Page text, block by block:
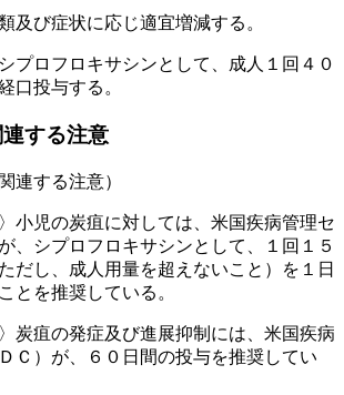
及び症状に応じ適宜増減する。
プロフロキサシンとして、成人１回４０
口投与する。
する注意
連する注意）
小児の炭疽に対しては、米国疾病管理セ
、シプロフロキサシンとして、１回１５
だし、成人用量を超えないこと）を１日
とを推奨している。
炭疽の発症及び進展抑制には、米国疾病
Ｃ）が、６０日間の投与を推奨してい